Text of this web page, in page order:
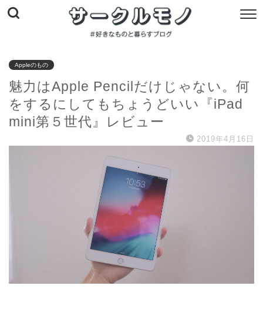
Appleのもの
魅力はApple Pencilだけじゃない。何
をするにしてもちょうどいい『iPad
mini第５世代』レビュー
2019年4月16日